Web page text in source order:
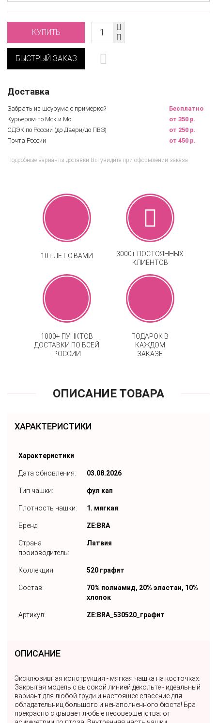
КУПИТЬ
БЫСТРЫЙ ЗАКАЗ
Доставка
Забрать из шоурума с примеркой
Бесплатно
Курьером по Мск и Мо
от 350 р.
СДЭК по России (до Двери/до ПВЗ)
от 250 р.
Почта России
от 450 р.
Подробные варианты доставки Вы увидите при оформлении заказа
10+ ЛЕТ С ВАМИ
3000+ ПОСТОЯННЫХ
КЛИЕНТОВ
1000+ ПУНКТОВ
ДОСТАВКИ ПО ВСЕЙ
РОССИИ
ПОДАРОК В
КАЖДОМ
ЗАКАЗЕ
ОПИСАНИЕ ТОВАРА
ХАРАКТЕРИСТИКИ
Характеристики
Дата обновления: 03.08.2026
Тип чашки: фул кап
Плотность чашки: 1. мягкая
Бренд: ZE:BRA
Страна
производитель:
Латвия
Коллекция: 520 графит
Состав:
70% полиамид, 20% эластан, 10%
хлопок
Артикул: ZE:BRA_530520_графит
ОПИСАНИЕ
Эксклюзивная конструкция - мягкая чашка на косточках.
Закрытая модель с высокой линией декольте - идеальный
вариант для любой груди и настоящее спасение для
обладательниц большого и ненаполненного бюста! Бра
прекрасно скрывает любые несовершенства: от